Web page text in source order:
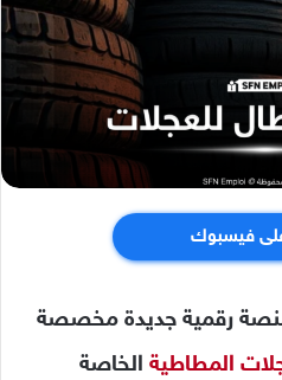
على فيسبوك
رقمية جديدة مخصصة
المطاطية الخاصة